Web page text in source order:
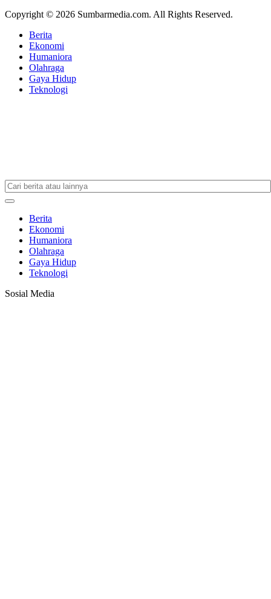
Copyright © 2026 Sumbarmedia.com. All Rights Reserved.
Berita
Ekonomi
Humaniora
Olahraga
Gaya Hidup
Teknologi
Berita
Ekonomi
Humaniora
Olahraga
Gaya Hidup
Teknologi
Sosial Media